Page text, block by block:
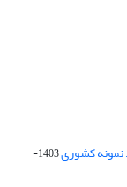
نمونه کشوری
1403-